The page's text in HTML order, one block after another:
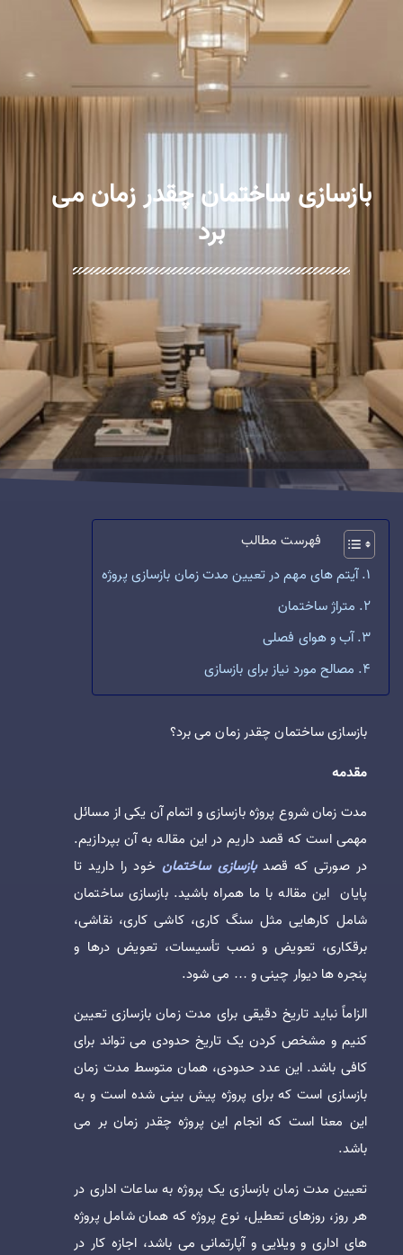
بازسازی ساختمان چقدر زمان می
برد
فهرست مطالب
آیتم های مهم در تعیین مدت زمان بازسازی پروژه
متراژ ساختمان
آب و هوای فصلی
مصالح مورد نیاز برای بازسازی
بازسازی ساختمان چقدر زمان می برد؟
مقدمه
مدت زمان شروع پروژه بازسازی و اتمام آن یکی از مسائل
مهمی است که قصد داریم در این مقاله به آن بپردازیم.
در صورتی که قصدبازسازی ساختمان خود را دارید تا
پایان این مقاله با ما همراه باشید. بازسازی ساختمان
شامل کارهایی مثل سنگ کاری، کاشی کاری، نقاشی،
برقکاری، تعویض و نصب تأسیسات، تعویض درها و
پنجره ها دیوار چینی و … می شود.
الزاماً نباید تاریخ دقیقی برای مدت زمان بازسازی تعیین
کنیم و مشخص کردن یک تاریخ حدودی می تواند برای
کافی باشد. این عدد حدودی، همان متوسط مدت زمان
بازسازی است که برای پروژه پیش بینی شده است و به
این معنا است که انجام این پروژه چقدر زمان بر می
باشد.
تعیین مدت زمان بازسازی یک پروژه به ساعات اداری در
هر روز، روزهای تعطیل، نوع پروژه که همان شامل پروژه
های اداری و ویلایی و آپارتمانی می باشد، اجازه کار در